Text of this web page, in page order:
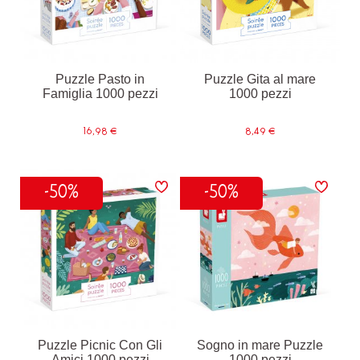
Puzzle Pasto in
Famiglia 1000 pezzi
16,98 €
Puzzle Gita al mare
1000 pezzi
8,49 €
-50%
Puzzle Picnic Con Gli
-50%
Sogno in mare Puzzle